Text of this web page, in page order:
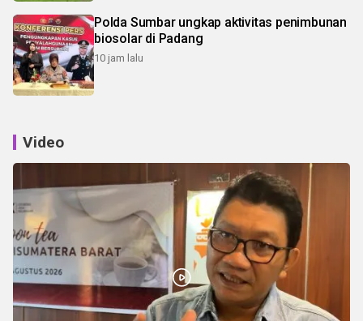
Polda Sumbar ungkap aktivitas penimbunan
biosolar di Padang
10 jam lalu
Video